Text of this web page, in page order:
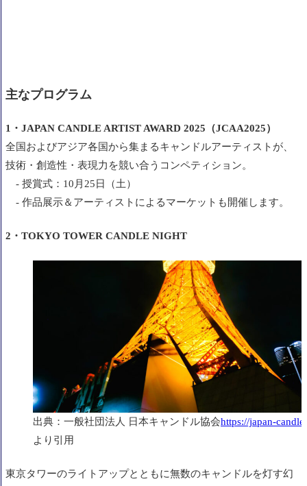
主なプログラム
1・JAPAN CANDLE ARTIST AWARD 2025（JCAA2025）
全国およびアジア各国から集まるキャンドルアーティストが、
技術・創造性・表現力を競い合うコンペティション。
- 授賞式：10月25日（土）
- 作品展示＆アーティストによるマーケットも開催します。
2・TOKYO TOWER CANDLE NIGHT
出典：一般社団法人 日本キャンドル協会https://japan-
より引用
東京タワーのライトアップとともに無数のキャンドルを灯す幻